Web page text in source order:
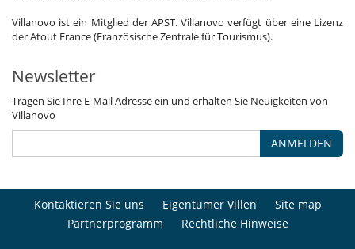
Villanovo ist ein Mitglied der APST. Villanovo verfügt über eine Lizenz
der Atout France (Französische Zentrale für Tourismus).
Newsletter
Tragen Sie Ihre E-Mail Adresse ein und erhalten Sie Neuigkeiten von
Villanovo
ANMELDEN
Kontaktieren Sie uns Eigentümer Villen
Site map
Partnerprogramm
Rechtliche Hinweise